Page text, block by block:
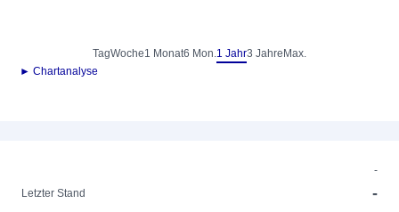
TagWoche1 Monat6 Mon.1 Jahr3 Jahre Max.
► Chartanalyse
-
Letzter Stand
-